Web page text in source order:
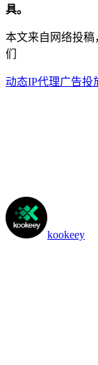
具。
本文来自网络投稿
们
动态IP代理广告投
kookeey